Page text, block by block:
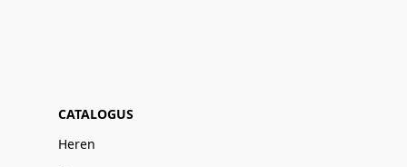
CATALOGUS
Heren